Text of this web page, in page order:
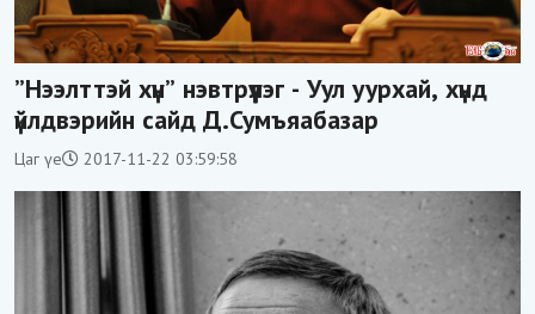
”Нээлттэй хүн” нэвтрүүлэг - Уул уурхай, хүнд
үйлдвэрийн сайд Д.Сумъяабазар
Цаг үе 2017-11-22 03:59:58